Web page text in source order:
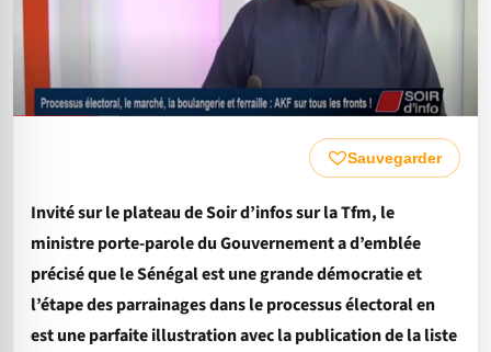
Sauvegarder
Invité sur le plateau de Soir d’infos sur la Tfm, le
ministre porte-parole du Gouvernement a d’emblée
précisé que le Sénégal est une grande démocratie et
l’étape des parrainages dans le processus électoral en
est une parfaite illustration avec la publication de la liste